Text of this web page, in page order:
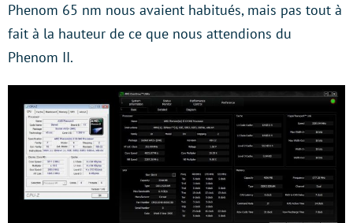
Phenom 65 nm nous avaient habitués, mais pas tout à
fait à la hauteur de ce que nous attendions du
Phenom II.